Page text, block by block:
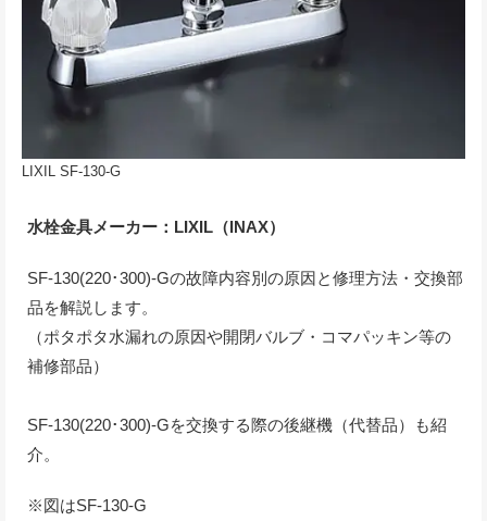
LIXIL SF-130-G
水栓金具メーカー：LIXIL（INAX）
SF-130(220･300)-Gの故障内容別の原因と修理方法・交換部
品を解説します。
（ポタポタ水漏れの原因や開閉バルブ・コマパッキン等の
補修部品）
SF-130(220･300)-Gを交換する際の後継機（代替品）も紹
介。
※図はSF-130-G